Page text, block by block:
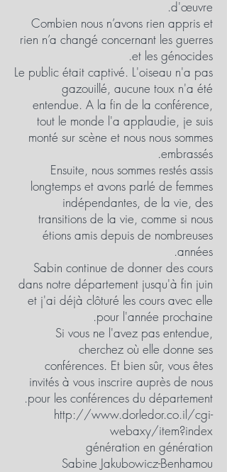
d'œuvre.
Combien nous n’avons rien appris et
rien n’a changé concernant les guerres
et les génocides.
Le public était captivé. L'oiseau n'a pas
gazouillé, aucune toux n'a été
entendue. A la fin de la conférence,
tout le monde l'a applaudie, je suis
monté sur scène et nous nous sommes
embrassés.
Ensuite, nous sommes restés assis
longtemps et avons parlé de femmes
indépendantes, de la vie, des
transitions de la vie, comme si nous
étions amis depuis de nombreuses
années.
Sabin continue de donner des cours
dans notre département jusqu'à fin juin
et j'ai déjà clôturé les cours avec elle
pour l'année prochaine.
Si vous ne l'avez pas entendue,
cherchez où elle donne ses
conférences. Et bien sûr, vous êtes
invités à vous inscrire auprès de nous
pour les conférences du département.
http://www.dorledor.co.il/cgi-
webaxy/item?index
génération en génération
Sabine Jakubowicz-Benhamou